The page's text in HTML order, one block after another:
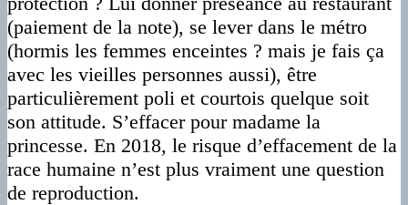
(paiement de la note), se lever dans le métro
(hormis les femmes enceintes ? mais je fais ça
avec les vieilles personnes aussi), être
particulièrement poli et courtois quelque soit
son attitude. S’effacer pour madame la
princesse. En 2018, le risque d’effacement de la
race humaine n’est plus vraiment une question
de reproduction.